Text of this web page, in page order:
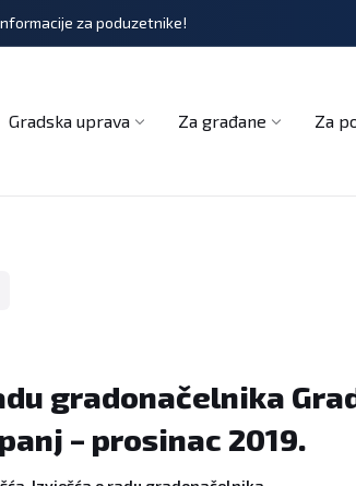
za poduzetnike!
Gradska uprava Za građane Za
gradonačelnika
– prosinac 2019.